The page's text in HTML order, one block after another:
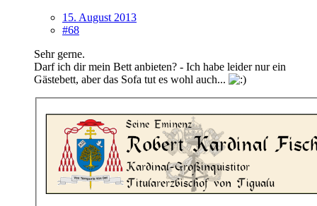
15. August 2013
#68
Sehr gerne.
Darf ich dir mein Bett anbieten? - Ich habe leider nur ein
Gästebett, aber das Sofa tut es wohl auch...